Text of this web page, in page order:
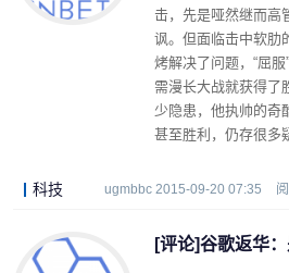
击，先是哑然继而高
讽。但面临击中软肋
烤解决了问题，“屈
需漫长大战就获得了
少隐患，他执帅的奇
甚至胜利，仍存很多
科技 ugmbbc 2015-09-20 07:35
[评论]谷歌返华